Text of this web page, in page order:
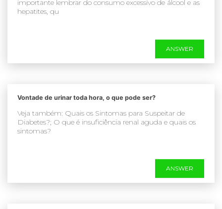
importante lembrar do consumo excessivo de álcool e as
hepatites, qu
ANSWER
Vontade de urinar toda hora, o que pode ser?
Veja também: Quais os Sintomas para Suspeitar de
Diabetes?; O que é insuficiência renal aguda e quais os
sintomas?
ANSWER